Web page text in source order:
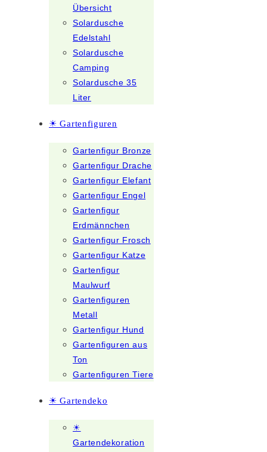
Übersicht
Solardusche
Edelstahl
Solardusche
Camping
Solardusche 35
Liter
☀ Gartenfiguren
Gartenfigur Bronze
Gartenfigur Drache
Gartenfigur Elefant
Gartenfigur Engel
Gartenfigur
Erdmännchen
Gartenfigur Frosch
Gartenfigur Katze
Gartenfigur
Maulwurf
Gartenfiguren
Metall
Gartenfigur Hund
Gartenfiguren aus
Ton
Gartenfiguren Tiere
☀ Gartendeko
☀
Gartendekoration